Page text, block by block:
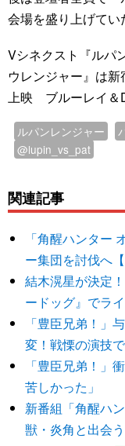
会場を盛り上げてい
Vシネクスト『ルパ
ウレンジャー』は
上映 ブルーレイ＆
ルパンレンジャー
@lupin_vs_pat
関連記事
「角醒ハンター
ー集団を討伐へ
結木滉星が決定
ードッグ』でラ
「豊臣兄弟！」
変！戦慄の演技
「豊臣兄弟！」
苦しかった」
新番組「角醒ハ
獣・炎角と出会